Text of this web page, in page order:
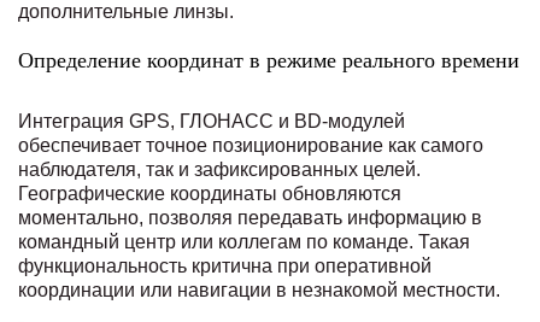
дополнительные линзы.
Определение координат в режиме реального времени
Интеграция GPS, ГЛОНАСС и BD-модулей
обеспечивает точное позиционирование как самого
наблюдателя, так и зафиксированных целей.
Географические координаты обновляются
моментально, позволяя передавать информацию в
командный центр или коллегам по команде. Такая
функциональность критична при оперативной
координации или навигации в незнакомой местности.